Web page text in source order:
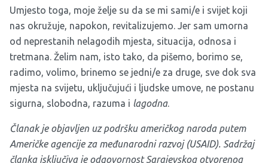
Umjesto toga, moje želje su da se mi sami/e i svijet koji
nas okružuje, napokon, revitalizujemo. Jer sam umorna
od neprestanih nelagodih mjesta, situacija, odnosa i
tretmana. Želim nam, isto tako, da pišemo, borimo se,
radimo, volimo, brinemo se jedni/e za druge, sve dok sva
mjesta na svijetu, uključujući i ljudske umove, ne postanu
sigurna, slobodna, razuma i lagodna.
Članak je objavljen uz podršku američkog naroda putem
Američke agencije za međunarodni razvoj (USAID). Sadržaj
članka isključiva je odgovornost Sarajevskog otvorenog